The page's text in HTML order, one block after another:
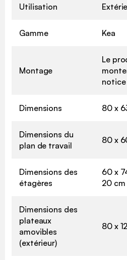
Utilisation
Gamme Kea
Montage
Le
Dimensions 80 x
Dimensions du
plan de travail
80 x
Dimensions des
étagères
60 x
20 cm
Dimensions des
plateaux
amovibles
(extérieur)
80 x